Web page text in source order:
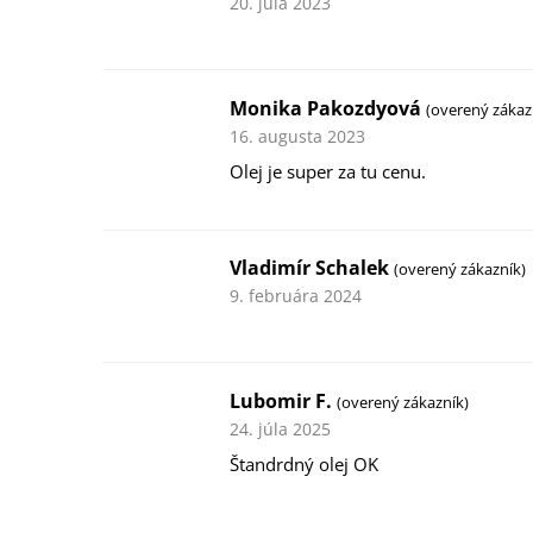
Monika Pakozdyová(overený
16. augusta 2023
Olej je super za tu cenu.
Vladimír Schalek(overený zákazník)
9. februára 2024
Lubomir F.(overený zákazník)
24. júla 2025
Štandrdný olej OK